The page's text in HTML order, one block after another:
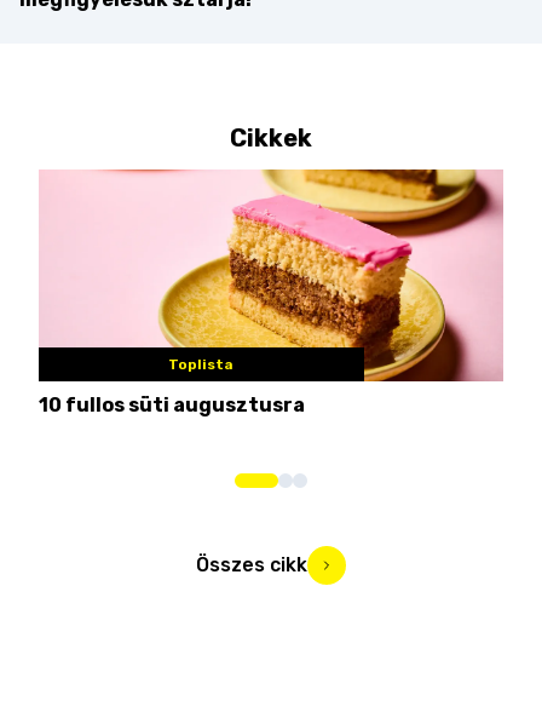
Cikkek
Toplista
10 fullos süti augusztusra
Összes cikk